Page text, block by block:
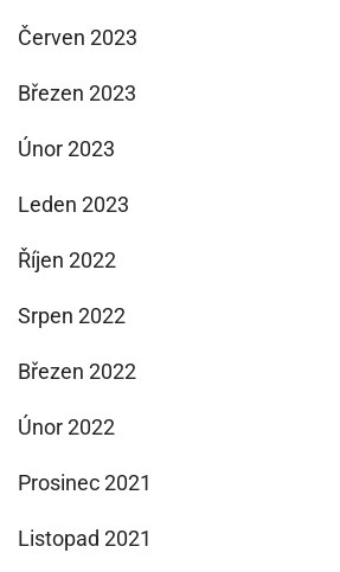
Červen 2023
Březen 2023
Únor 2023
Leden 2023
Říjen 2022
Srpen 2022
Březen 2022
Únor 2022
Prosinec 2021
Listopad 2021